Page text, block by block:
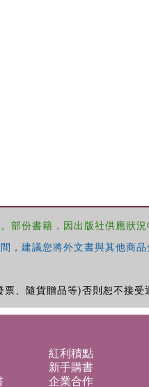
份書籍，因出版社供應狀況
建議您將外文書與其他商
、隨貨贈品等)否則恕不接受
紅利積點
新手購書
企業合作